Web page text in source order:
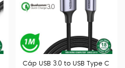
Cáp USB 3.0 to USB Type C